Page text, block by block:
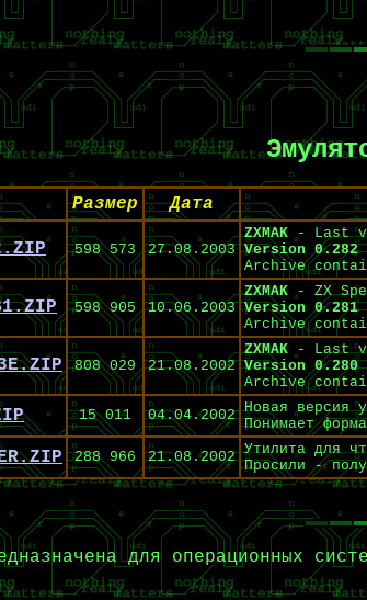
Размер Дата
598 573 27.08.2003
ZXMAK - Last
Version 0.282
Archive
598 905 10.06.2003
ZXMAK - ZX
Version 0.281
Archive
808 029 21.08.2002
ZXMAK - Last
Version 0.280
Archive
15 011 04.04.2002 Новая версия
Понимает
288 966 21.08.2002 Утилита для
Просили -
для операционных